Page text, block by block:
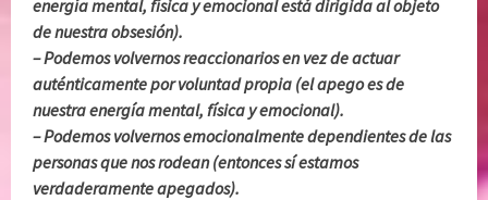
energía mental, física y emocional está dirigida al objeto
de nuestra obsesión).
– Podemos volvernos reaccionarios en vez de actuar
auténticamente por voluntad propia (el apego es de
nuestra energía mental, física y emocional).
– Podemos volvernos emocionalmente dependientes de las
personas que nos rodean (entonces sí estamos
verdaderamente apegados).